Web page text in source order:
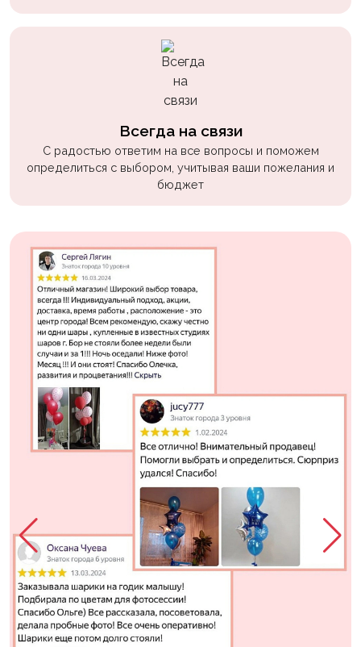
Всегда на связи
С радостью ответим на все вопросы и поможем
определиться с выбором, учитывая ваши пожелания и
бюджет